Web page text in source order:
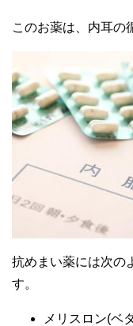
このお薬は、内耳の
抗めまい薬には次の
す。
メリスロン(ベ